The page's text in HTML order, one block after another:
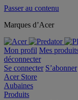
Passer au contenu
Marques d’Acer
Mon profil Mes
déconnecter
Se connecter S’abonner
Acer Store
Aubaines
Produits